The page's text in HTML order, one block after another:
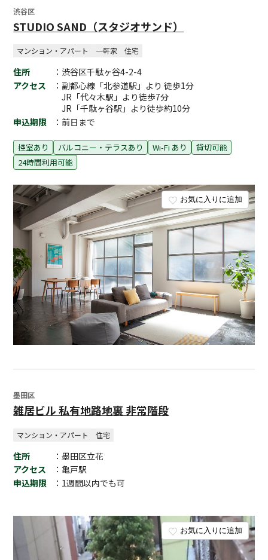
お気に入りに追加
渋谷区
STUDIO SAND（スタジオサンド）
マンション・アパート 一軒家 住宅
住所
：渋谷区千駄ヶ谷4-2-4
アクセス
：副都心線「北参道駅」より 徒歩1分
JR「代々木駅」より徒歩7分
JR「千駄ヶ谷駅」より徒歩約10分
申込期限
：前日まで
控室あり バルコニー・テラスあり Wi-Fi あり
貸切可能
24時間利用可能
お気に入りに追加
墨田区
雑居ビル 私有地路地裏 非常階段
マンション・アパート 住宅
住所
：墨田区立花
アクセス
：亀戸駅
申込期限
：1週間以内でも可